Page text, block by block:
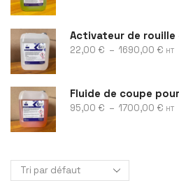
Activateur de rouille
22,00 € – 1690,00 € HT
95,00 € – 1700,00 € HT